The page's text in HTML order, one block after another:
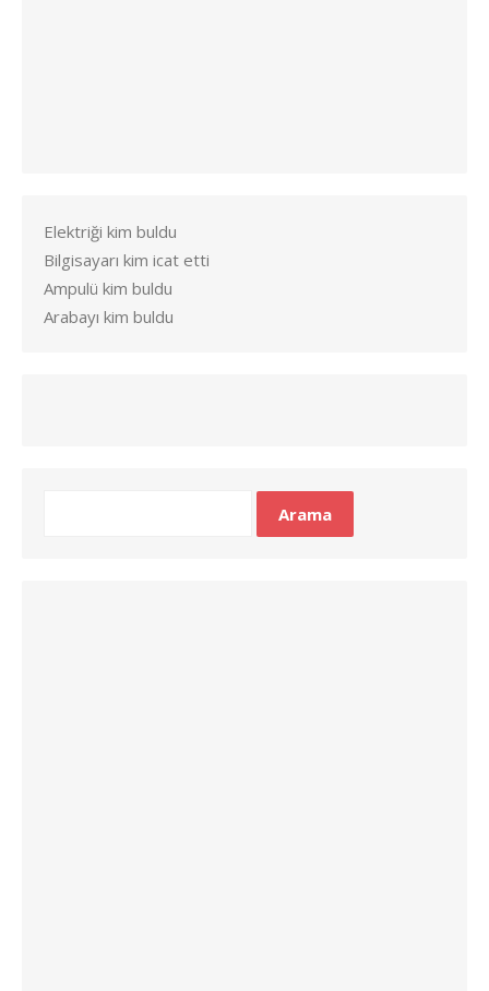
Elektriği kim buldu
Bilgisayarı kim icat etti
Ampulü kim buldu
Arabayı kim buldu